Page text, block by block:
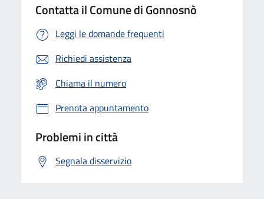
Contatta il Comune di Gonnosnò
Leggi le domande frequenti
Richiedi assistenza
Chiama il numero
Prenota appuntamento
Problemi in città
Segnala disservizio